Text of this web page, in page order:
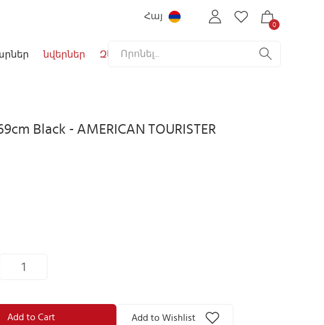
Հայ
0
նվերներ Զեղչեր
Black - AMERICAN TOURISTER
Add to Cart Add to Wishlist